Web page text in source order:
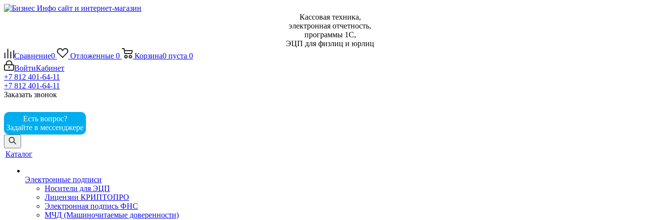
Кассовая техника,
электронная отчетность,
программы 1С,
ЭЦП для физлиц и юрлиц
Сравнение0 Отложенные 0 Корзина0 пуста 0
ВойтиКабинет
+7 812 401-64-11
+7 812 401-64-11
Заказать звонок
Есть вопрос?
Задайте в мессенджере
Каталог
Электронные подписи
Носители для ЭЦП
Лицензии КРИПТОПРО
Электронная подпись ФНС
МЧД (Машиночитаемые доверенности)